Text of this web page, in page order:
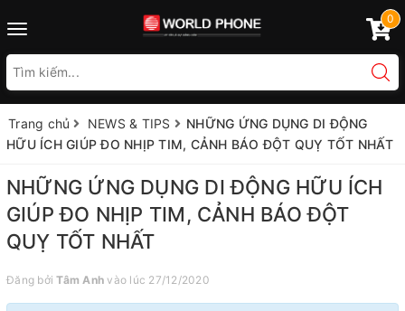
Toggle
0
Trang chủ NEWS & TIPS
NHỮNG ỨNG DỤNG DI ĐỘNG
HỮU ÍCH GIÚP ĐO NHỊP TIM, CẢNH BÁO ĐỘT QUỴ TỐT NHẤT
NHỮNG ỨNG DỤNG DI ĐỘNG HỮU ÍCH
GIÚP ĐO NHỊP TIM, CẢNH BÁO ĐỘT
QUỴ TỐT NHẤT
Đăng bởiTâm Anh vào lúc 27/12/2020